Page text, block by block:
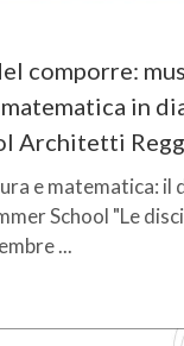
comporre:
in
Architetti
e matematica: il
School "Le
...